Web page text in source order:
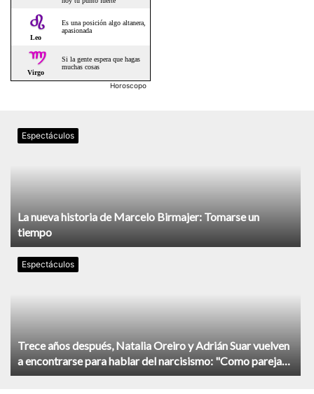
Horoscopo
Espectáculos
La nueva historia de Marcelo Birmajer: Tomarse un
tiempo
Espectáculos
Trece años después, Natalia Oreiro y Adrián Suar vuelven
a encontrarse para hablar del narcisismo: "Como pareja
duraríamos nada"